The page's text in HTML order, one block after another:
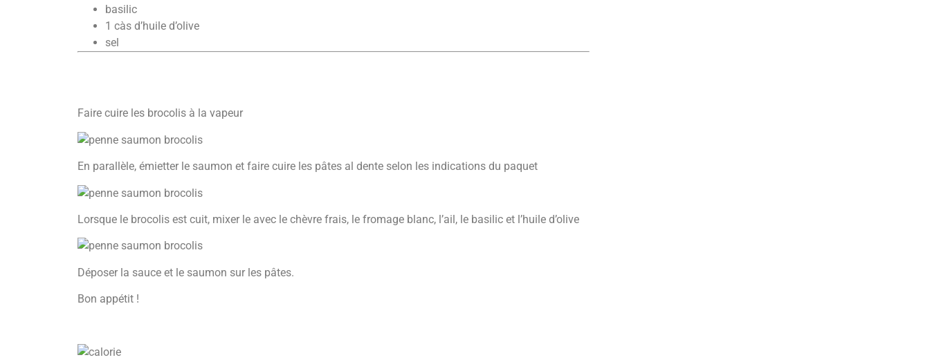
basilic
1 càs d’huile d’olive
sel
Faire cuire les brocolis à la vapeur
En parallèle, émietter le saumon et faire cuire les pâtes al dente selon les indications du paquet
Lorsque le brocolis est cuit, mixer le avec le chèvre frais, le fromage blanc, l’ail, le basilic et l’huile d’olive
Déposer la sauce et le saumon sur les pâtes.
Bon appétit !